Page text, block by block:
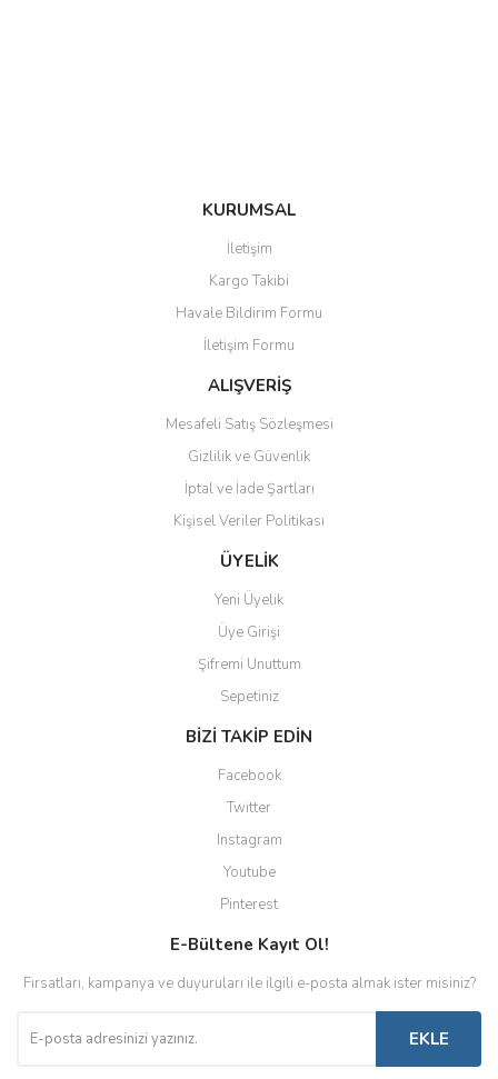
Gönder
KURUMSAL
İletişim
Kargo Takibi
Havale Bildirim Formu
İletişim Formu
ALIŞVERİŞ
Mesafeli Satış Sözleşmesi
Gizlilik ve Güvenlik
İptal ve İade Şartları
Kişisel Veriler Politikası
ÜYELİK
Yeni Üyelik
Üye Girişi
Şifremi Unuttum
Sepetiniz
BİZİ TAKİP EDİN
Facebook
Twitter
Instagram
Youtube
Pinterest
E-Bültene Kayıt Ol!
Fırsatları, kampanya ve duyuruları ile ilgili e-posta almak ister misiniz?
EKLE